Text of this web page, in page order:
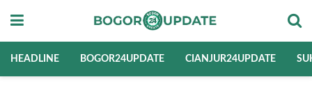
HEADLINE BOGOR24UPDATE CIANJUR24UPDATE